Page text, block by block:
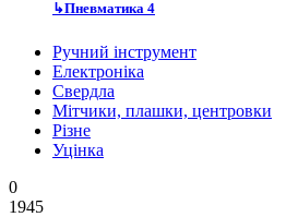
↳Пневматика 4
Ручний інструмент
Електроніка
Свердла
Мітчики, плашки, центровки
Різне
Уцінка
0
1945